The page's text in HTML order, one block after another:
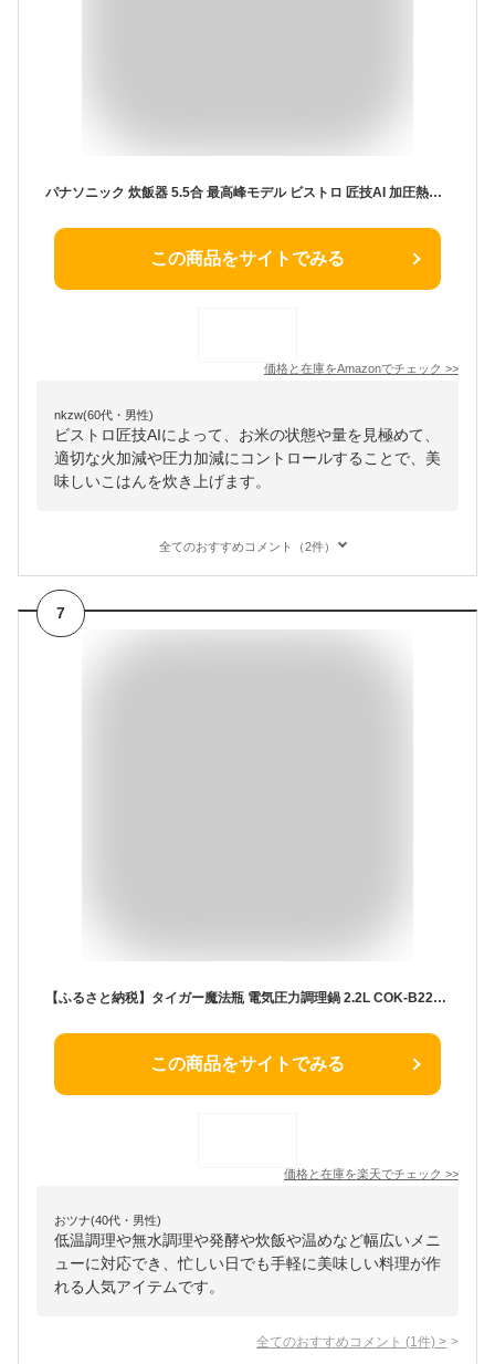
パナソニック 炊飯器 5.5合 最高峰モデル ビストロ 匠技AI 加圧熱風ポンプ搭載 お手入れ部品2点 ブラック SR-V10BB-K
この商品をサイトでみる
価格と在庫をAmazonでチェック >>
nkzw(60代・男性)
ビストロ匠技AIによって、お米の状態や量を見極めて、
適切な火加減や圧力加減にコントロールすることで、美
味しいこはんを炊き上げます。
全てのおすすめコメント（2件）
7
【ふるさと納税】タイガー魔法瓶 電気圧力調理鍋 2.2L COK-B220【 電気調理鍋 電気鍋 鍋 炊飯器 家電製品 キッチン家電 炊飯器 クックポット 低温 無水 発酵 炊飯 温め 人気 おすすめ 送料無料 大阪府 門真市 】
この商品をサイトでみる
価格と在庫を楽天でチェック >>
おツナ(40代・男性)
低温調理や無水調理や発酵や炊飯や温めなど幅広いメニ
ューに対応でき、忙しい日でも手軽に美味しい料理が作
れる人気アイテムです。
全てのおすすめコメント (1 件) >